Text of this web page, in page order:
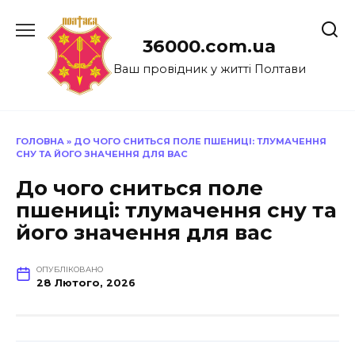
до
36000.com.ua
Ваш провідник у житті Полтави
ГОЛОВНА » ДО ЧОГО СНИТЬСЯ ПОЛЕ ПШЕНИЦІ: ТЛУМАЧЕННЯ
СНУ ТА ЙОГО ЗНАЧЕННЯ ДЛЯ ВАС
До чого сниться поле
пшениці: тлумачення сну та
його значення для вас
ОПУБЛІКОВАНО
28 Лютого, 2026